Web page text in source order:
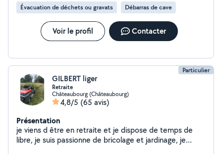
soigneusement.
Évacuation de déchets ou gravats Débarras de cave
Voir le profil Contacter
Particulier
GILBERT liger
Retraite
Châteaubourg (Châteaubourg)
4,8/5 (65 avis)
Présentation
je viens d être en retraite et je dispose de temps de
libre, je suis passionne de bricolage et jardinage, je